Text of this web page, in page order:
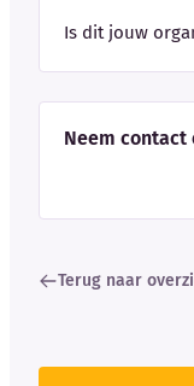
Is dit jouw
Neem contact
Terug naar